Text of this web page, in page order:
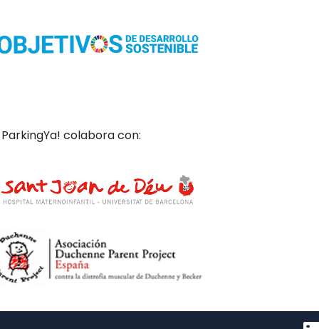
ParkingYa! colabora con: